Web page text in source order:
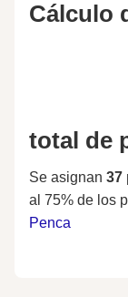
Cálculo
total de
Se asignan 37
al 75% de los
Penca